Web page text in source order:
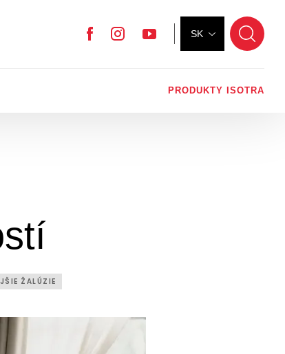
SK
YouTube
Instagram
Facebook
PRODUKTY ISOTRA
ŽALÚZIE